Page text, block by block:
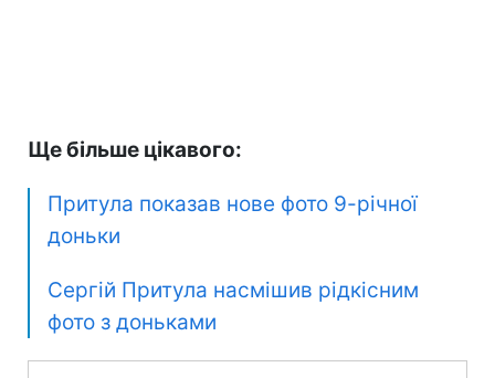
Ще більше цікавого:
Притула показав нове фото 9-річної
доньки
Сергій Притула насмішив рідкісним
фото з доньками